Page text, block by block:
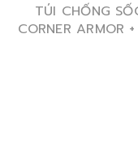
TÚI CHỐNG
CORNER ARMOR